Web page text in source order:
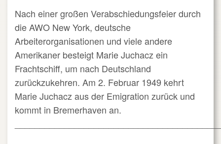
Nach einer großen Verabschiedungsfeier durch
die AWO New York, deutsche
Arbeiterorganisationen und viele andere
Amerikaner besteigt Marie Juchacz ein
Frachtschiff, um nach Deutschland
zurückzukehren. Am 2. Februar 1949 kehrt
Marie Juchacz aus der Emigration zurück und
kommt in Bremerhaven an.